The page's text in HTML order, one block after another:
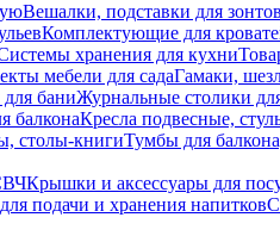
Вешалки, подставки для зонтов
Комплектующие для
хранения для кухни
мебели для садаГамаки,
баниЖурнальные столики
балконаКресла подвесные,
столы-книгиТумбы для
Крышки и аксессуары для
подачи и хранения напитков